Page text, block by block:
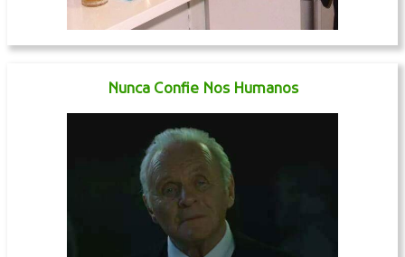
Nunca Confie Nos Humanos